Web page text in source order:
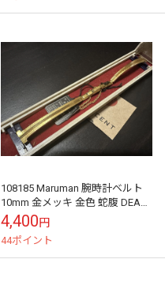
108185 Maruman 腕時計ベルト
10mm 金メッキ 金色 蛇腹 DEAD
STOCK
4,400円
44ポイント